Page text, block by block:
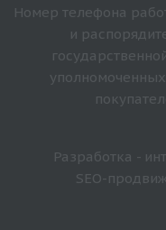
Номер телефона
и
Разработка -
SEO-